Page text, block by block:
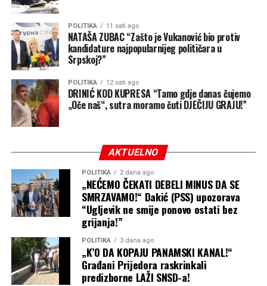
POLITIKA 11 sati ago
NATAŠA ZUBAC “Zašto je Vukanović bio protiv
kandidature najpopularnijeg političara u
Srpskoj?”
POLITIKA 12 sati ago
DRINIĆ KOD KUPRESA “Tamo gdje danas čujemo
„Oče naš“, sutra moramo čuti DJEČIJU GRAJU!”
AKTUELNO
POLITIKA 2 dana ago
„NEĆEMO ČEKATI DEBELI MINUS DA SE
SMRZAVAMO!“ Dakić (PSS) upozorava
“Ugljevik ne smije ponovo ostati bez
grijanja!”
POLITIKA 3 dana ago
„K’O DA KOPAJU PANAMSKI KANAL!“
Građani Prijedora raskrinkali
predizborne LAŽI SNSD-a!